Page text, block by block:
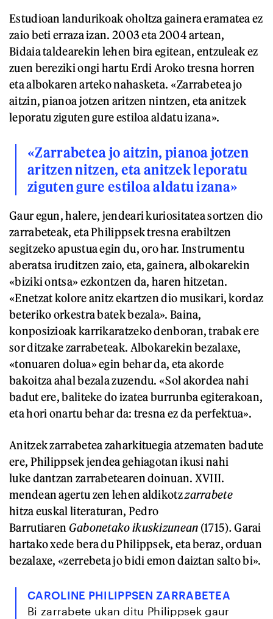
Estudioan landurikoak oholtza gainera eramatea ez
zaio beti erraza izan. 2003 eta 2004 artean,
Bidaia taldearekin lehen bira egitean, entzuleak ez
zuen bereziki ongi hartu Erdi Aroko tresna horren
eta albokaren arteko nahasketa. «Zarrabetea jo
aitzin, pianoa jotzen aritzen nintzen, eta anitzek
leporatu ziguten gure estiloa aldatu izana».
«Zarrabetea jo aitzin, pianoa jotzen
aritzen nitzen, eta anitzek leporatu
ziguten gure estiloa aldatu izana»
Gaur egun, halere, jendeari kuriositatea sortzen dio
zarrabeteak, eta Philippsek tresna erabiltzen
segitzeko apustua egin du, oro har. Instrumentu
aberatsa iruditzen zaio, eta, gainera, albokarekin
«biziki ontsa» ezkontzen da, haren hitzetan.
«Enetzat kolore anitz ekartzen dio musikari, kordaz
beteriko orkestra batek bezala». Baina,
konposizioak karrikaratzeko denboran, trabak ere
sor ditzake zarrabeteak. Albokarekin bezalaxe,
«tonuaren dolua» egin behar da, eta akorde
bakoitza ahal bezala zuzendu. «Sol akordea nahi
badut ere, baliteke do izatea burrunba egiterakoan,
eta hori onartu behar da: tresna ez da perfektua».
Anitzek zarrabetea zaharkituegia atzematen badute
ere, Philippsek jendea gehiagotan ikusi nahi
luke dantzan zarrabetearen doinuan. XVIII.
mendean agertu zen lehen aldikotzzarrabete
hitza euskal literaturan, Pedro
Barrutiaren Gabonetako ikuskizunean (1715).Garai
hartako xede bera du Philippsek, eta beraz, orduan
bezalaxe, «zerrebeta jo bidi emon daiztan salto bi».
CAROLINE PHILIPPSEN ZARRABETEA
Bi zarrabete ukan ditu Philippsek gaur